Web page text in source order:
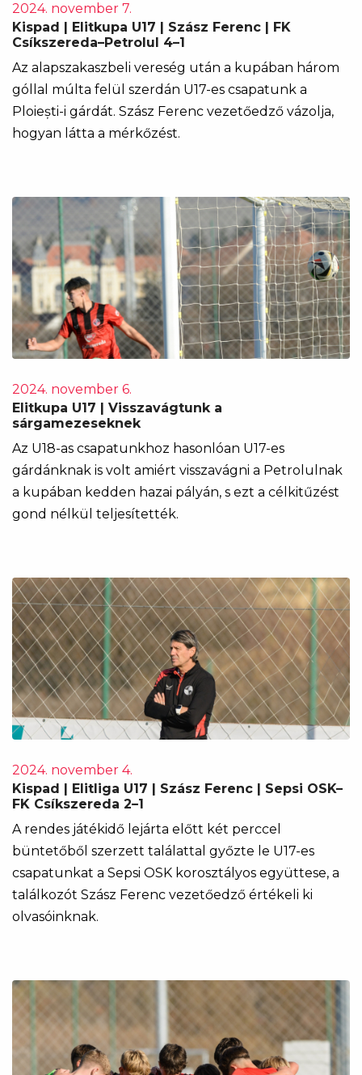
2024. november 7.
Kispad | Elitkupa U17 | Szász Ferenc | FK
Csíkszereda–Petrolul 4–1
Az alapszakaszbeli vereség után a kupában három
góllal múlta felül szerdán U17-es csapatunk a
Ploiești-i gárdát. Szász Ferenc vezetőedző vázolja,
hogyan látta a mérkőzést.
2024. november 6.
Elitkupa U17 | Visszavágtunk a
sárgamezeseknek
Az U18-as csapatunkhoz hasonlóan U17-es
gárdánknak is volt amiért visszavágni a Petrolulnak
a kupában kedden hazai pályán, s ezt a célkitűzést
gond nélkül teljesítették.
2024. november 4.
Kispad | Elitliga U17 | Szász Ferenc | Sepsi OSK–
FK Csíkszereda 2–1
A rendes játékidő lejárta előtt két perccel
büntetőből szerzett találattal győzte le U17-es
csapatunkat a Sepsi OSK korosztályos együttese, a
találkozót Szász Ferenc vezetőedző értékeli ki
olvasóinknak.